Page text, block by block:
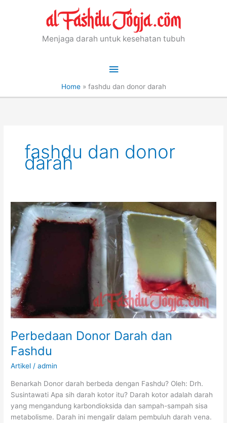
Menjaga darah untuk kesehatan tubuh
Main
Menu
Home» fashdu dan donor darah
fashdu dan donor
darah
Perbedaan Donor Darah dan
Fashdu
Artikel /admin
Benarkah Donor darah berbeda dengan Fashdu? Oleh: Drh.
Susintawati Apa sih darah kotor itu? Darah kotor adalah darah
yang mengandung karbondioksida dan sampah-sampah sisa
metabolisme. Darah ini mengalir dalam pembuluh darah vena.